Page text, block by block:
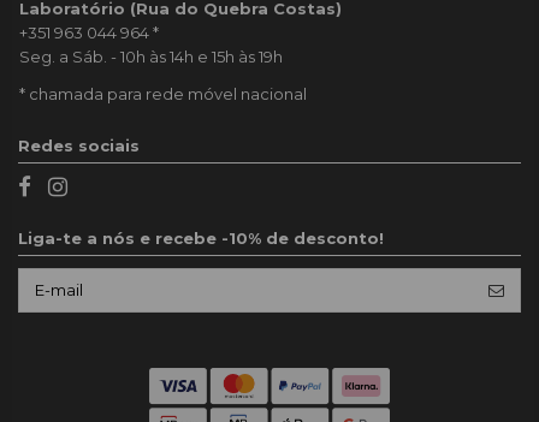
Laboratório (Rua do Quebra Costas)
+351 963 044 964*
Seg. a Sáb. - 10h às 14h e 15h às 19h
* chamada para rede móvel nacional
Redes sociais
Liga-te a nós e recebe -10% de desconto!